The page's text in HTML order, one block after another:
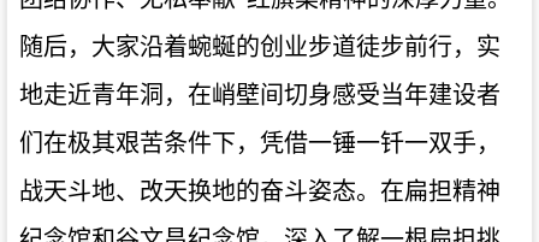
随后，大家沿着蜿蜒的创业步道徒步前行，实
地走近青年洞，在峭壁间切身感受当年建设者
们在极其艰苦条件下，凭借一锤一钎一双手，
战天斗地、改天换地的奋斗姿态。在扁担精神